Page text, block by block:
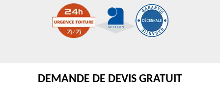
DEMANDE DE DEVIS GRATUIT